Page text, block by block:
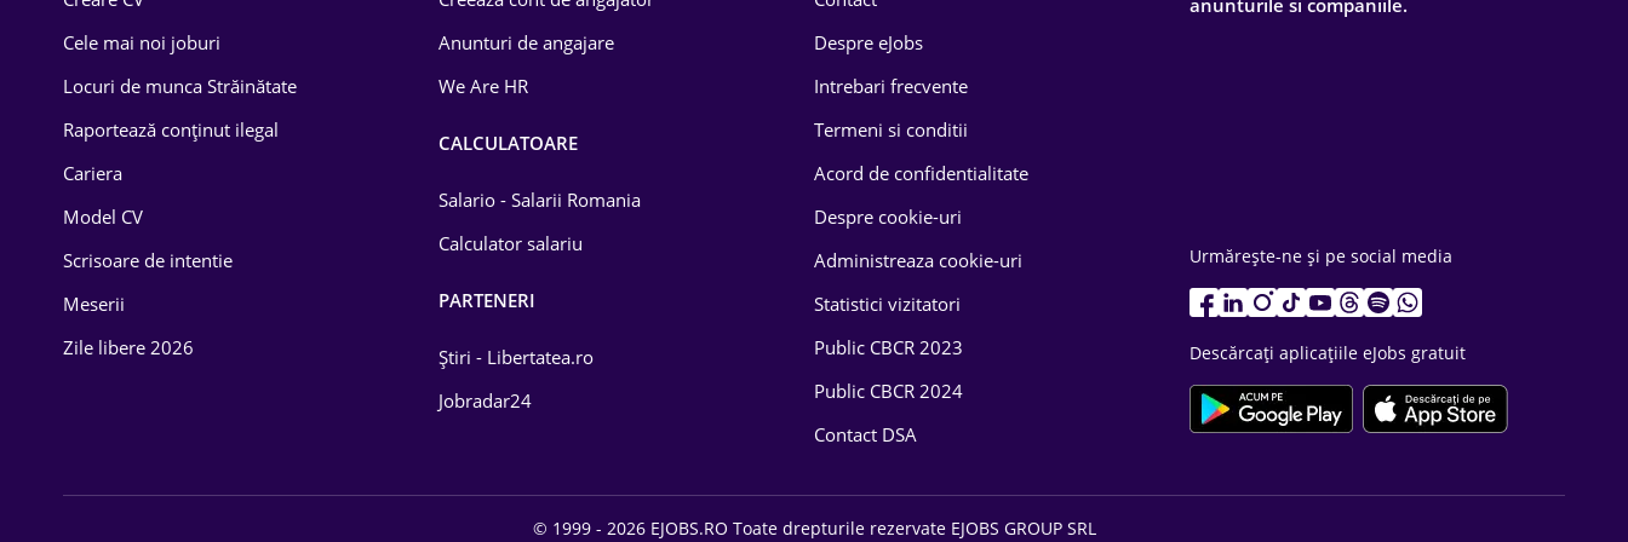
Drept
Educație / Training
Energetică
Farma
Cele mai noi joburi
Locuri de munca Străinătate
Raportează conținut ilegal
Cariera
Model CV
Scrisoare de intentie
Meserii
Zile libere 2026
Anunturi de angajare
We Are HR
CALCULATOARE
Salario - Salarii Romania
Calculator salariu
PARTENERI
Știri - Libertatea.ro
Jobradar24
Despre eJobs
Intrebari frecvente
Termeni si conditii
Acord de confidentialitate
Despre cookie-uri
Administreaza cookie-uri
Statistici vizitatori
Public CBCR 2023
Public CBCR 2024
Contact DSA
anunturile si companiile.
Urmărește-ne și pe social media
Descărcați aplicațiile eJobs gratuit
© 1999 - 2026 EJOBS.RO Toate drepturile rezervate EJOBS GROUP SRL